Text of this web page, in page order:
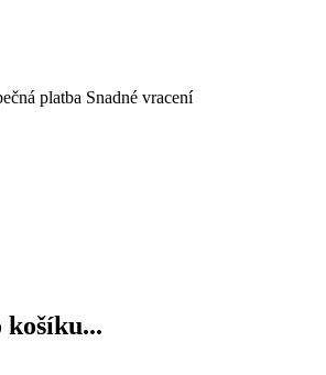
platba Snadné vracení